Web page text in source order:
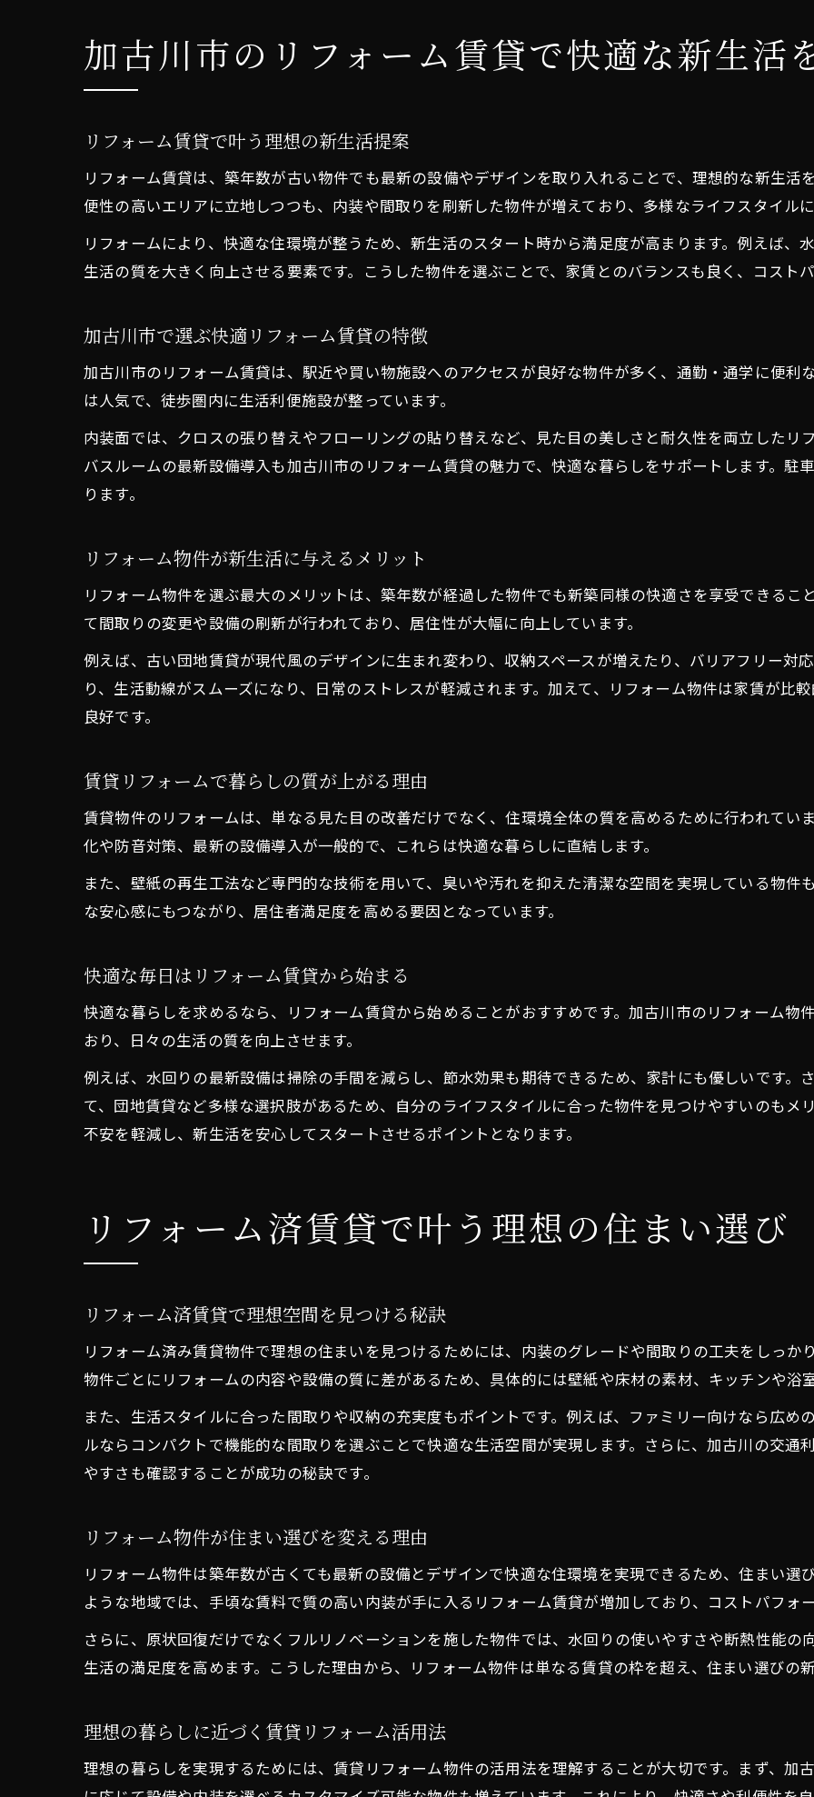
リフォーム済賃貸で叶う理想の住まい選び
リフォーム済賃貸で理想空間を見つける秘訣
住み替えに最適なリフォーム賃貸の選び方
古い賃貸がリフォームで生まれ変わる理由
古い賃貸の内装をリフォームで楽しむ方法
リフォーム賃貸で家賃と設備を賢く比較
家賃と設備グレードのバランス判断基準
賃貸間取り比較でわかる暮らしやすさの違い
間取りとリフォームの組み合わせが重要な理由
リフォーム済賃貸で暮らしやすさはどう変わる
リフォーム賃貸のマンション事例を詳しく紹介
リノベーション事例が示す住まい選びのヒント
マンションと一戸建てのリフォーム比較術
加古川市のリフォーム賃貸で快適な新生活
リフォーム賃貸で叶う理想の新生活提案
リフォーム賃貸は、築年数が古い物件でも最新の設備やデザインを取り入れることで、理想的な新生活
便性の高いエリアに立地しつつも、内装や間取りを刷新した物件が増えており、多様なライフスタイル
リフォームにより、快適な住環境が整うため、新生活のスタート時から満足度が高まります。例えば、
生活の質を大きく向上させる要素です。こうした物件を選ぶことで、家賃とのバランスも良く、コスト
加古川市で選ぶ快適リフォーム賃貸の特徴
加古川市のリフォーム賃貸は、駅近や買い物施設へのアクセスが良好な物件が多く、通勤・通学に便利
は人気で、徒歩圏内に生活利便施設が整っています。
内装面では、クロスの張り替えやフローリングの貼り替えなど、見た目の美しさと耐久性を両立したリ
バスルームの最新設備導入も加古川市のリフォーム賃貸の魅力で、快適な暮らしをサポートします。駐
ります。
リフォーム物件が新生活に与えるメリット
リフォーム物件を選ぶ最大のメリットは、築年数が経過した物件でも新築同様の快適さを享受できるこ
て間取りの変更や設備の刷新が行われており、居住性が大幅に向上しています。
例えば、古い団地賃貸が現代風のデザインに生まれ変わり、収納スペースが増えたり、バリアフリー対
り、生活動線がスムーズになり、日常のストレスが軽減されます。加えて、リフォーム物件は家賃が比
良好です。
賃貸リフォームで暮らしの質が上がる理由
賃貸物件のリフォームは、単なる見た目の改善だけでなく、住環境全体の質を高めるために行われてい
化や防音対策、最新の設備導入が一般的で、これらは快適な暮らしに直結します。
また、壁紙の再生工法など専門的な技術を用いて、臭いや汚れを抑えた清潔な空間を実現している物件
な安心感にもつながり、居住者満足度を高める要因となっています。
快適な毎日はリフォーム賃貸から始まる
快適な暮らしを求めるなら、リフォーム賃貸から始めることがおすすめです。加古川市のリフォーム物
おり、日々の生活の質を向上させます。
例えば、水回りの最新設備は掃除の手間を減らし、節水効果も期待できるため、家計にも優しいです。
て、団地賃貸など多様な選択肢があるため、自分のライフスタイルに合った物件を見つけやすいのもメ
不安を軽減し、新生活を安心してスタートさせるポイントとなります。
リフォーム済賃貸で叶う理想の住まい選び
リフォーム済賃貸で理想空間を見つける秘訣
リフォーム済み賃貸物件で理想の住まいを見つけるためには、内装のグレードや間取りの工夫をしっか
物件ごとにリフォームの内容や設備の質に差があるため、具体的には壁紙や床材の素材、キッチンや浴
また、生活スタイルに合った間取りや収納の充実度もポイントです。例えば、ファミリー向けなら広め
ルならコンパクトで機能的な間取りを選ぶことで快適な生活空間が実現します。さらに、加古川の交通
やすさも確認することが成功の秘訣です。
リフォーム物件が住まい選びを変える理由
リフォーム物件は築年数が古くても最新の設備とデザインで快適な住環境を実現できるため、住まい選
ような地域では、手頃な賃料で質の高い内装が手に入るリフォーム賃貸が増加しており、コストパフォ
さらに、原状回復だけでなくフルリノベーションを施した物件では、水回りの使いやすさや断熱性能の
生活の満足度を高めます。こうした理由から、リフォーム物件は単なる賃貸の枠を超え、住まい選びの
理想の暮らしに近づく賃貸リフォーム活用法
理想の暮らしを実現するためには、賃貸リフォーム物件の活用法を理解することが大切です。まず、加